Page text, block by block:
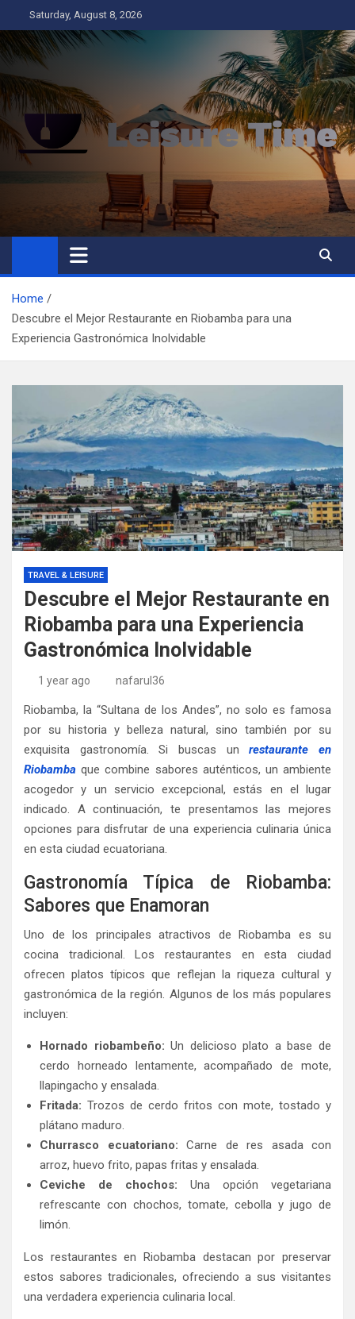
to
content
Saturday, August 8, 2026
Leisure Time
Business
Home
Descubre el Mejor Restaurante en Riobamba para una
Experiencia Gastronómica Inolvidable
TRAVEL & LEISURE
Descubre el Mejor Restaurante en
Riobamba para una Experiencia
Gastronómica Inolvidable
1 year ago nafarul36
Riobamba, la “Sultana de los Andes”, no solo es famosa
por su historia y belleza natural, sino también por su
exquisita gastronomía. Si buscas unrestaurante en
Riobamba que combine sabores auténticos, un ambiente
acogedor y un servicio excepcional, estás en el lugar
indicado. A continuación, te presentamos las mejores
opciones para disfrutar de una experiencia culinaria única
en esta ciudad ecuatoriana.
Gastronomía Típica de Riobamba:
Sabores que Enamoran
Uno de los principales atractivos de Riobamba es su
cocina tradicional. Los restaurantes en esta ciudad
ofrecen platos típicos que reflejan la riqueza cultural y
gastronómica de la región. Algunos de los más populares
incluyen:
Hornado riobambeño: Un delicioso plato a base de
cerdo horneado lentamente, acompañado de mote,
llapingacho y ensalada.
Fritada: Trozos de cerdo fritos con mote, tostado y
plátano maduro.
Churrasco ecuatoriano: Carne de res asada con
arroz, huevo frito, papas fritas y ensalada.
Ceviche de chochos: Una opción vegetariana
refrescante con chochos, tomate, cebolla y jugo de
limón.
Los restaurantes en Riobamba destacan por preservar
estos sabores tradicionales, ofreciendo a sus visitantes
una verdadera experiencia culinaria local.